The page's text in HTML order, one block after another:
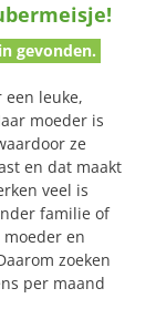
gevonden.
een leuke,
moeder is
ze
en dat maakt
veel is
familie of
en
zoeken
per maand